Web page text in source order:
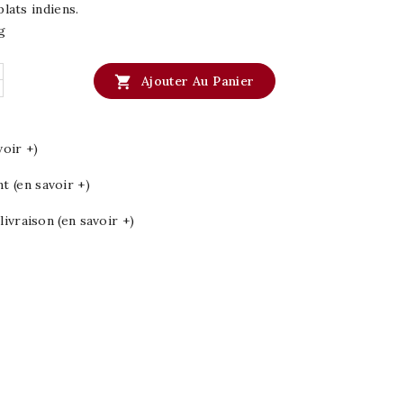
indiens.
 Ajouter Au Panier
+)
(en savoir +)
(en savoir +)